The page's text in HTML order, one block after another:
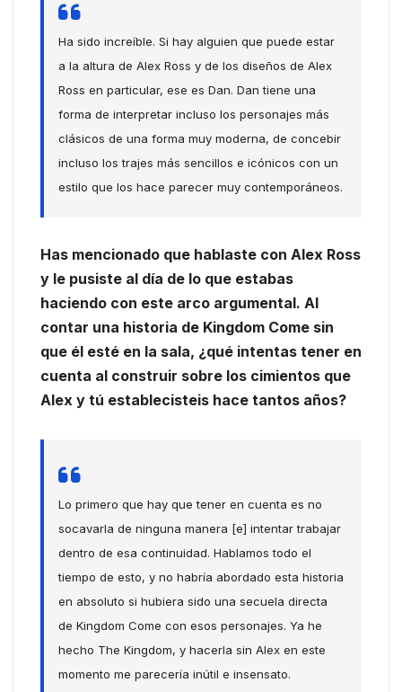
Ha sido increíble. Si hay alguien que puede estar
a la altura de Alex Ross y de los diseños de Alex
Ross en particular, ese es Dan. Dan tiene una
forma de interpretar incluso los personajes más
clásicos de una forma muy moderna, de concebir
incluso los trajes más sencillos e icónicos con un
estilo que los hace parecer muy contemporáneos.
Has mencionado que hablaste con Alex Ross
y le pusiste al día de lo que estabas
haciendo con este arco argumental. Al
contar una historia de Kingdom Come sin
que él esté en la sala, ¿qué intentas tener en
cuenta al construir sobre los cimientos que
Alex y tú establecisteis hace tantos años?
Lo primero que hay que tener en cuenta es no
socavarla de ninguna manera [e] intentar trabajar
dentro de esa continuidad. Hablamos todo el
tiempo de esto, y no habría abordado esta historia
en absoluto si hubiera sido una secuela directa
de Kingdom Come con esos personajes. Ya he
hecho The Kingdom, y hacerla sin Alex en este
momento me parecería inútil e insensato.